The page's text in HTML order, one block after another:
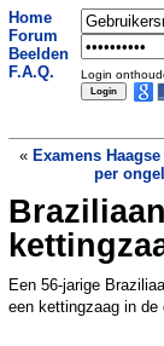
Home
Forum
Beelden
F.A.Q.
Login
« Examens
per
Een 56-jarige
een kettingzaag in de